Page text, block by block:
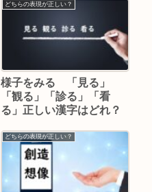
どちらの表現が正しい？
様子をみる 「見る」
「観る」「診る」「看
る」正しい漢字はどれ？
どちらの表現が正しい？